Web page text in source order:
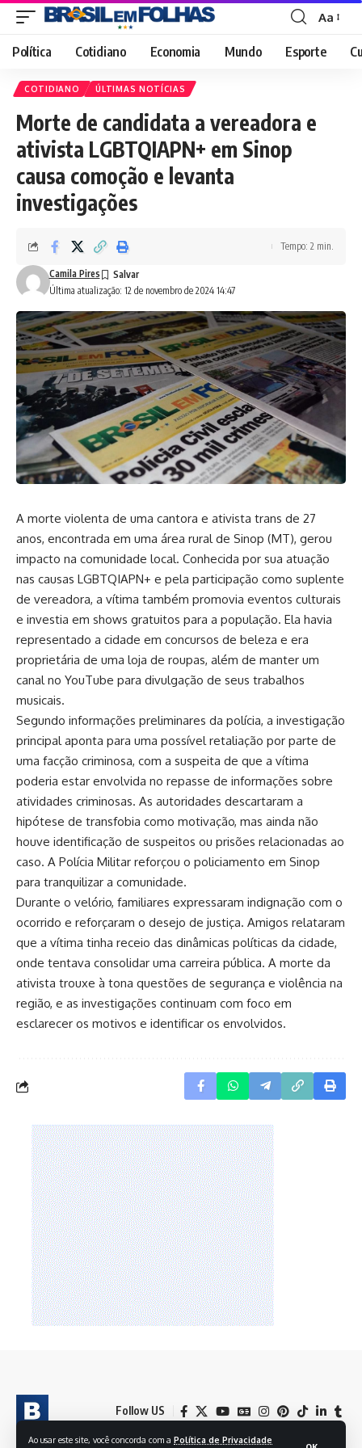
Ao usar este site, você concorda com a Política de Privacidade
Font
Resizer
Aa
Política Cotidiano Economia Mundo Esporte
COTIDIANO ÚLTIMAS NOTÍCIAS
Morte de candidata a vereadora e
ativista LGBTQIAPN+ em Sinop
causa comoção e levanta
investigações
Última atualização: 12 de novembro de 2024 14:47
Camila Pires
Tempo: 2 min.
A morte violenta de uma cantora e ativista trans de 27
anos, encontrada em uma área rural de Sinop (MT), gerou
impacto na comunidade local. Conhecida por sua atuação
nas causas LGBTQIAPN+ e pela participação como suplente
de vereadora, a vítima também promovia eventos culturais
e investia em shows gratuitos para a população. Ela havia
representado a cidade em concursos de beleza e era
proprietária de uma loja de roupas, além de manter um
canal no YouTube para divulgação de seus trabalhos
musicais.
Segundo informações preliminares da polícia, a investigação
principal aponta para uma possível retaliação por parte de
uma facção criminosa, com a suspeita de que a vítima
poderia estar envolvida no repasse de informações sobre
atividades criminosas. As autoridades descartaram a
hipótese de transfobia como motivação, mas ainda não
houve identificação de suspeitos ou prisões relacionadas ao
caso. A Polícia Militar reforçou o policiamento em Sinop
para tranquilizar a comunidade.
Durante o velório, familiares expressaram indignação com o
ocorrido e reforçaram o desejo de justiça. Amigos relataram
que a vítima tinha receio das dinâmicas políticas da cidade,
onde tentava consolidar uma carreira pública. A morte da
ativista trouxe à tona questões de segurança e violência na
região, e as investigações continuam com foco em
esclarecer os motivos e identificar os envolvidos.
Follow US